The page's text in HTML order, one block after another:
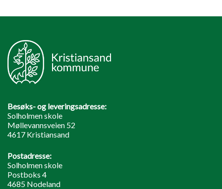
Besøks- og leveringsadresse:
Solholmen skole
Møllevannsveien 52
4617 Kristiansand
Postadresse:
Solholmen skole
Postboks 4
4685 Nodeland